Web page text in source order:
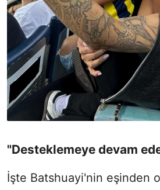
"Desteklemeye devam
İşte Batshuayi'nin eşinden o